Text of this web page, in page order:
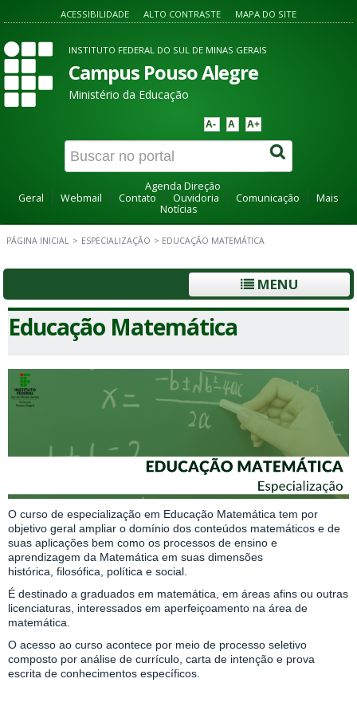
ACESSIBILIDADE ALTO CONTRASTE MAPA DO SITE
INSTITUTO FEDERAL DO SUL DE MINAS GERAIS
Campus Pouso Alegre
Ministério da Educação
A- A A+
Agenda Direção
Geral
Webmail Contato Ouvidoria Comunicação
Mais
Notícias
PÁGINA INICIAL > ESPECIALIZAÇÃO > EDUCAÇÃO MATEMÁTICA
MENU
Educação Matemática
O curso de especialização em Educação Matemática tem por
objetivo geral ampliar o domínio dos conteúdos matemáticos e de
suas aplicações bem como os processos de ensino e
aprendizagem da Matemática em suas dimensões
histórica, filosófica, política e social.
É destinado a graduados em matemática, em áreas afins ou outras
licenciaturas, interessados em aperfeiçoamento na área de
matemática.
O acesso ao curso acontece por meio de processo seletivo
composto por análise de currículo, carta de intenção e prova
escrita de conhecimentos específicos.